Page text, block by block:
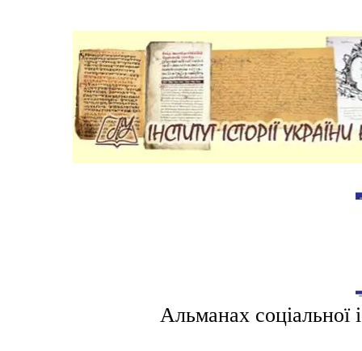
Альманах соціальної